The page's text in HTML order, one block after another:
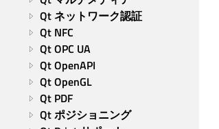
Qt ネットワーク認証
Qt NFC
Qt OPC UA
Qt OpenAPI
Qt OpenGL
Qt PDF
Qt ポジショニング